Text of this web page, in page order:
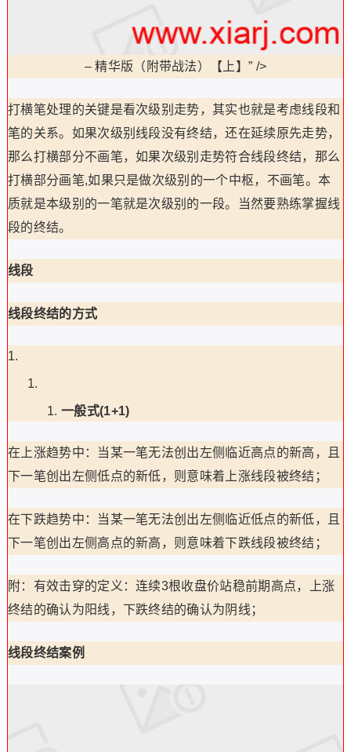
–精华版（附带战法）【上】” />
打横笔处理的关键是看次级别走势，其实也就是考虑线段和
笔的关系。如果次级别线段没有终结，还在延续原先走势，
那么打横部分不画笔，如果次级别走势符合线段终结，那么
打横部分画笔,如果只是做次级别的一个中枢，不画笔。本
质就是本级别的一笔就是次级别的一段。当然要熟练掌握线
段的终结。
线段
线段终结的方式
一般式(1+1)
在上涨趋势中：当某一笔无法创出左侧临近高点的新高，且
下一笔创出左侧低点的新低，则意味着上涨线段被终结；
在下跌趋势中：当某一笔无法创出左侧临近低点的新低，且
下一笔创出左侧高点的新高，则意味着下跌线段被终结；
附：有效击穿的定义：连续3根收盘价站稳前期高点，上涨
终结的确认为阳线，下跌终结的确认为阴线；
线段终结案例